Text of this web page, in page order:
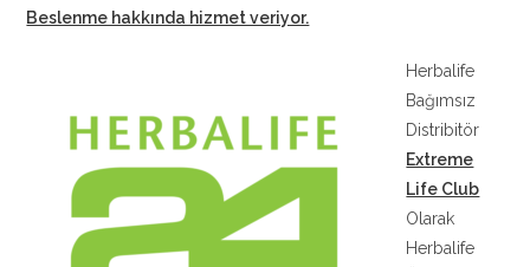
Beslenme hakkında hizmet veriyor.
Herbalife
Bağımsız
Distribitör
Extreme
Life Club
Olarak
Herbalife